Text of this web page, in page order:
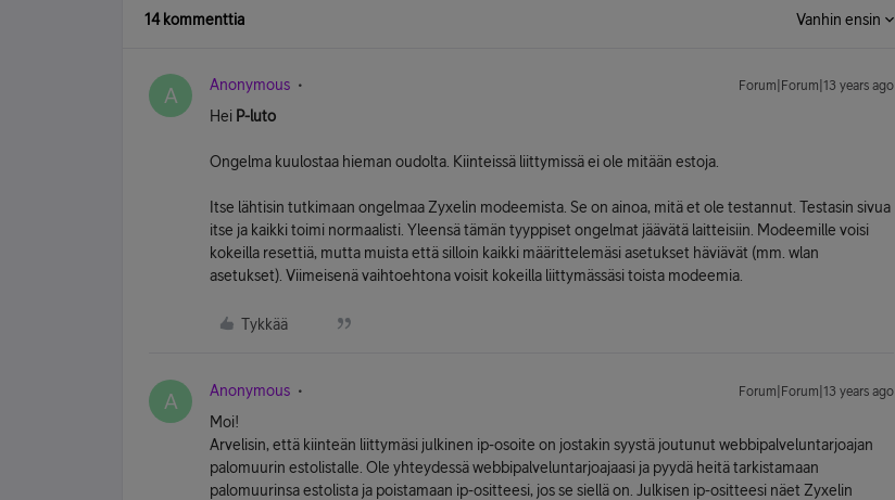
14 kommenttia Vanhin ensin
A Anonymous Forum|Forum|13 years ago
Hei P-luto
Ongelma kuulostaa hieman oudolta. Kiinteissä liittymissä ei ole mitään estoja.
Itse lähtisin tutkimaan ongelmaa Zyxelin modeemista. Se on ainoa, mitä et ole testannut. Testasin sivua
itse ja kaikki toimi normaalisti. Yleensä tämän tyyppiset ongelmat jäävätä laitteisiin. Modeemille voisi
kokeilla resettiä, mutta muista että silloin kaikki määrittelemäsi asetukset häviävät (mm. wlan
asetukset). Viimeisenä vaihtoehtona voisit kokeilla liittymässäsi toista modeemia.
Tykkää
A Anonymous Forum|Forum|13 years ago
Moi!
Arvelisin, että kiinteän liittymäsi julkinen ip-osoite on jostakin syystä joutunut webbipalveluntarjoajan
palomuurin estolistalle. Ole yhteydessä webbipalveluntarjoajaasi ja pyydä heitä tarkistamaan
palomuurinsa estolista ja poistamaan ip-ositteesi, jos se siellä on. Julkisen ip-ositteesi näet Zyxelin